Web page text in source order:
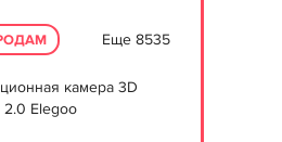
Еще 8535
камера 3D
2.0 Elegoo